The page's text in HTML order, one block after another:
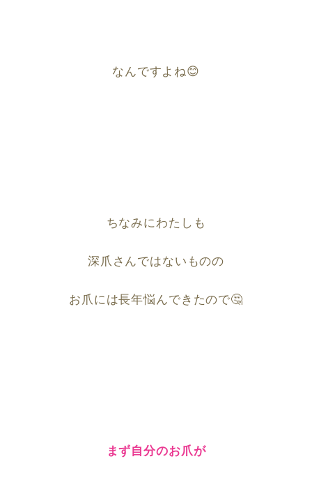
なんですよね😊
ちなみにわたしも
深爪さんではないものの
お爪には長年悩んできたので🤔
まず自分のお爪が